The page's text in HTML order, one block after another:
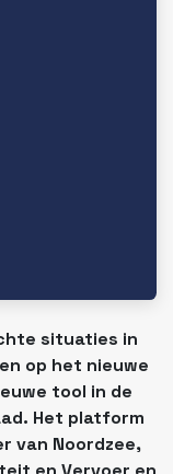
situaties in
op het nieuwe
tool in de
Het platform
van Noordzee,